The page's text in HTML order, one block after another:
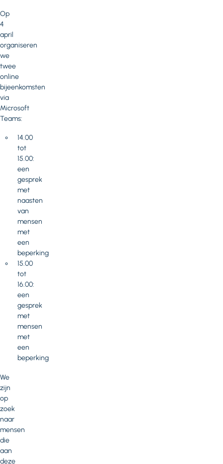
Op
4
april
organiseren
we
twee
online
bijeenkomsten
via
Microsoft
Teams:
14.00
tot
15.00:
een
gesprek
met
naasten
van
mensen
met
een
beperking
15.00
tot
16.00:
een
gesprek
met
mensen
met
een
beperking
We
zijn
op
zoek
naar
mensen
die
aan
deze